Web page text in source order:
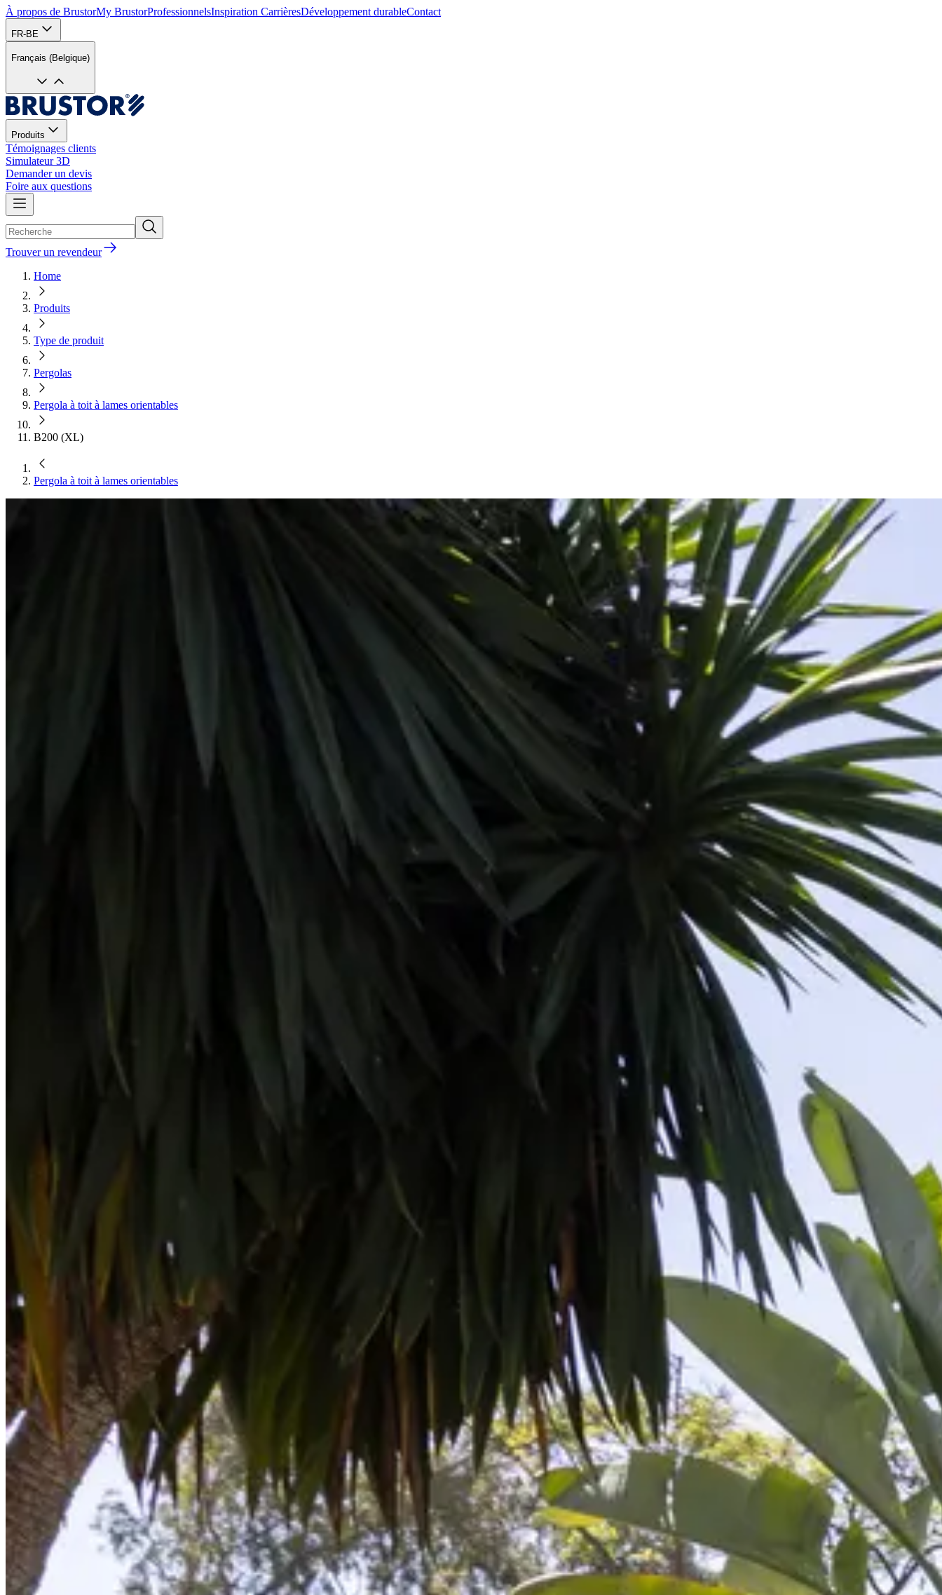
À propos de BrustorMy BrustorProfessionnelsInspiration CarrièresDéveloppement durableContact
FR-BE
Français (Belgique)
Produits
Témoignages clients
Simulateur 3D
Demander un devis
Foire aux questions
Trouver un revendeur
Home
Produits
Type de produit
Pergolas
Pergola à toit à lames orientables
B200 (XL)
Pergola à toit à lames orientables